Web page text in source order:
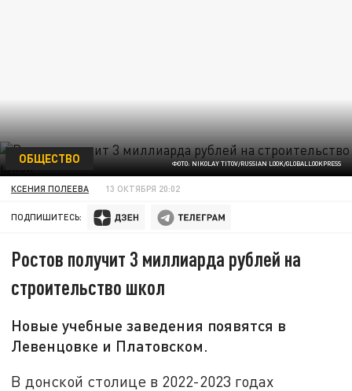
ФОТО: NIKOLAY TITOV/RUSSIAN LOOK/GLOBALLOOKPRESS
ОБЩЕСТВО
КСЕНИЯ ПОЛЕЕВА 13 ОКТЯБРЯ 20:02
ПОДПИШИТЕСЬ:
Ростов получит 3 миллиарда рублей на
строительство школ
Новые учебные заведения появятся в
Левенцовке и Платовском.
В донской столице в 2022-2023 годах